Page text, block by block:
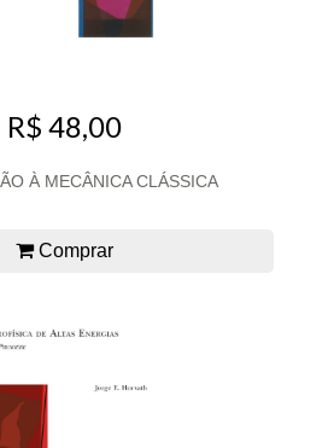
R$ 48,00
À MECÂNICA CLÁSSICA
Comprar